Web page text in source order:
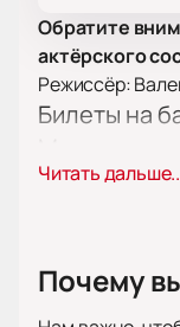
Обратите
актёрского
Режиссёр:
Билеты на
В афише нового
сцене РАМТ по
площадь, дом 2,
историю,
Читать
Почему